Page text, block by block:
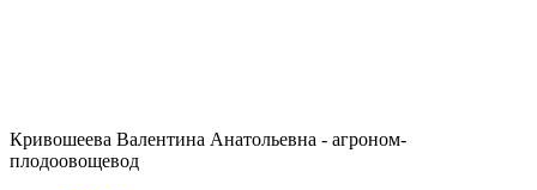
Кривошеева Валентина Анатольевна - агроном-
плодоовощевод